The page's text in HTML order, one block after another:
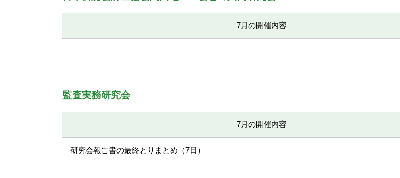
7月の開催内容
―
監査実務研究会
7月の開催内容
研究会報告書の最終とりまとめ（7日）